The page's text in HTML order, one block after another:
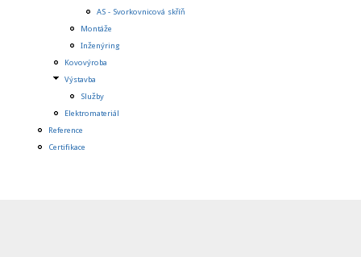
AS - Svorkovnicová skříň
Montáže
Inženýring
Kovovýroba
Výstavba
Služby
Elektromateriál
Reference
Certifikace